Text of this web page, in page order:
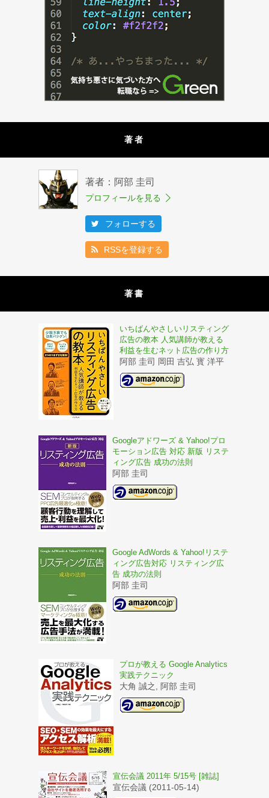
著者
著者：阿部 圭司
プロフィールを見る
フォローする
RSSを登録する
著書
いちばんやさしいリスティング
広告の教本 人気講師が教える
利益を生むネット広告の作り方
阿部 圭司 岡田 吉弘 寳 洋平
Googleアドワーズ & Yahoo!プロ
モーション広告 対応 新版 リステ
ィング広告 成功の法則
阿部 圭司
Google AdWords & Yahoo!リステ
ィング広告対応 リスティング広
告 成功の法則
阿部 圭司
プロが教える Google Analytics
実践テクニック
大角 誠之, 阿部 圭司
宣伝会議 2011年 5/15号 [雑誌]
宣伝会議 (2011-05-14)